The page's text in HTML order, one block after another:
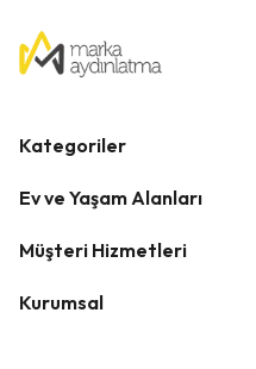
Kategoriler
Ev ve Yaşam Alanları
Müşteri Hizmetleri
Kurumsal